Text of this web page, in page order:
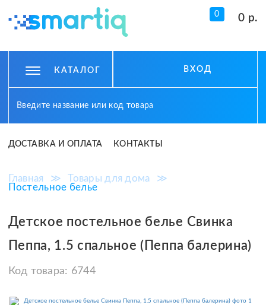
0 0 р.
КАТАЛОГ ВХОД
ДОСТАВКА И ОПЛАТА КОНТАКТЫ
Главная ≫ Товары для дома
≫
Постельное белье
Детское постельное белье Свинка
Пеппа, 1.5 спальное (Пеппа балерина)
Код товара: 6744